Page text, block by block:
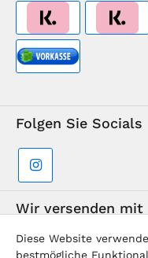
Folgen Sie Socials
Wir versenden mit
Diese Website
bestmögliche